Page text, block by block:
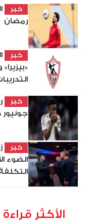
خبر
رمضان
خبر
خبر
جونيور
خبر
الضوء
الأكثر قراءة